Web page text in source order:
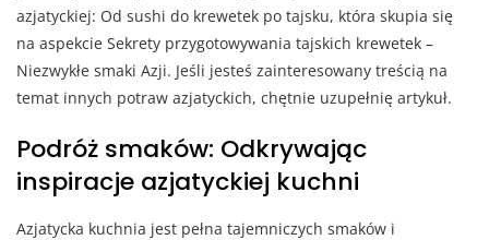
azjatyckiej: Od sushi do krewetek po tajsku, która skupia się
na aspekcie Sekrety przygotowywania tajskich krewetek –
Niezwykłe smaki Azji. Jeśli jesteś zainteresowany treścią na
temat innych potraw azjatyckich, chętnie uzupełnię artykuł.
Podróż smaków: Odkrywając
inspiracje azjatyckiej kuchni
Azjatycka kuchnia jest pełna tajemniczych smaków i